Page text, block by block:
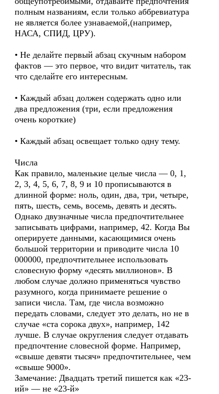
полным названиям, если только аббревиатура
не является более узнаваемой,(например,
НАСА, СПИД, ЦРУ).
• Не делайте первый абзац скучным набором
фактов — это первое, что видит читатель, так
что сделайте его интересным.
• Каждый абзац должен содержать одно или
два предложения (три, если предложения
очень короткие)
• Каждый абзац освещает только одну тему.
Числа
Как правило, маленькие целые числа — 0, 1,
2, 3, 4, 5, 6, 7, 8, 9 и 10 прописываются в
длинной форме: ноль, один, два, три, четыре,
пять, шесть, семь, восемь, девять и десять.
Однако двузначные числа предпочтительнее
записывать цифрами, например, 42. Когда Вы
оперируете данными, касающимися очень
большой территории и приводите числа 10
000000, предпочтительнее использовать
словесную форму «десять миллионов». В
любом случае должно применяться чувство
разумного, когда принимаете решение о
записи числа. Там, где числа возможно
передать словами, следует это делать, но не в
случае «ста сорока двух», например, 142
лучше. В случае округления следует отдавать
предпочтение словесной форме. Например,
«свыше девяти тысяч» предпочтительнее, чем
«свыше 9000».
Замечание: Двадцать третий пишется как «23-
ий» — не «23-й»